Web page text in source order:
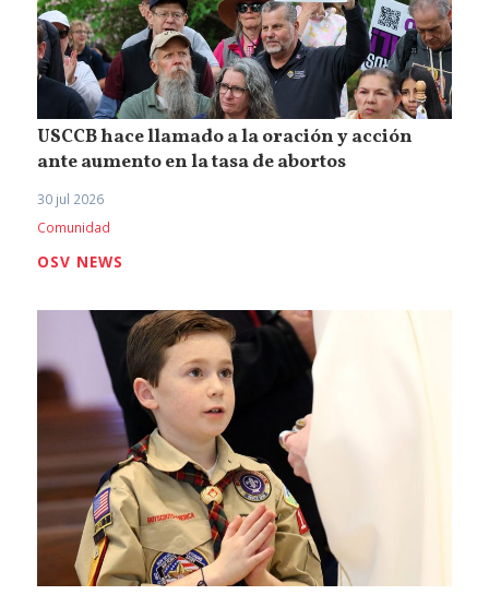
USCCB hace llamado a la oración y acción
ante aumento en la tasa de abortos
30 jul 2026
Comunidad
OSV NEWS